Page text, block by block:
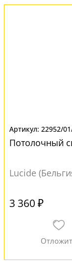
22952/
Потолочный
Lucide
3 360 ₽